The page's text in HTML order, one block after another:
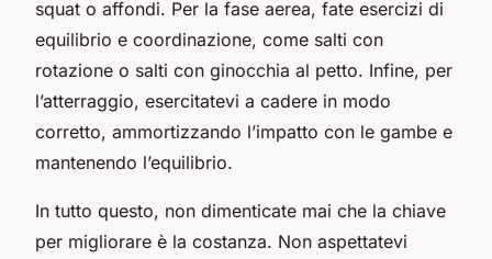
squat o affondi. Per la fase aerea, fate esercizi di
equilibrio e coordinazione, come salti con
rotazione o salti con ginocchia al petto. Infine, per
l’atterraggio, esercitatevi a cadere in modo
corretto, ammortizzando l’impatto con le gambe e
mantenendo l’equilibrio.
In tutto questo, non dimenticate mai che la chiave
per migliorare è la costanza. Non aspettatevi